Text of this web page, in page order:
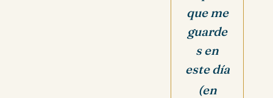
que me
guarde
s en
este día
(en